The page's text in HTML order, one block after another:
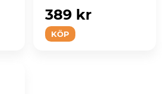
KÖP
389 kr